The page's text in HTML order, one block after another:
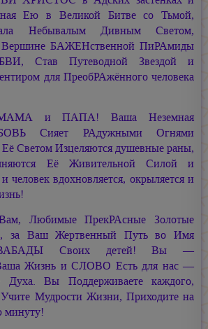
Ею в Великой Битве со Тьмой,
Небывалым Дивным Светом,
Вершине БАЖЕНственной ПиРАмиды
Став Путеводной Звездой и
для ПреобРАжённого человека
МАМА и ПАПА! Ваша Неземная
Сияет РАдужными Огнями
Её Светом Изцеляются душевные раны,
Её Живительной Силой и
вдохновляется, окрыляется и
Любимые ПрекРАсные Золотые
Ваш Жертвенный Путь во Имя
Своих детей! Вы —
Жизнь и СЛОВО Есть для нас —
Вы Поддерживаете каждого,
Мудрости Жизни, Приходите на
минуту!